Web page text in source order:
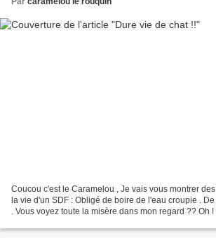
Coucou c'est le Caramelou , Je vais vous montrer
la vie d'un SDF : Obligé de boire de l'eau croupie .
. Vous voyez toute la misère dans mon regard ?? Oh